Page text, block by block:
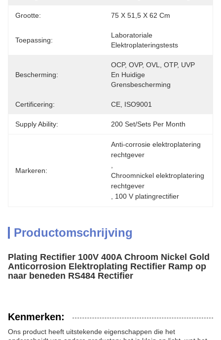
Grootte: 75 X 51,5 X 62 Cm
Toepassing:
Laboratoriale
Elektroplateringstests
Bescherming:
OCP, OVP, OVL, OTP, UVP
En Huidige
Grensbescherming
Certificering: CE, ISO9001
Supply Ability: 200 Set/Sets Per Month
Markeren:
Anti-corrosie elektroplatering
rechtgever
Chroomnickel elektroplatering
rechtgever
100 V platingrectifier
Productomschrijving
Plating Rectifier 100V 400A Chroom Nickel Gold
Anticorrosion Elektroplating Rectifier Ramp op
naar beneden RS484 Rectifier
Kenmerken:
Ons product heeft uitstekende eigenschappen die het